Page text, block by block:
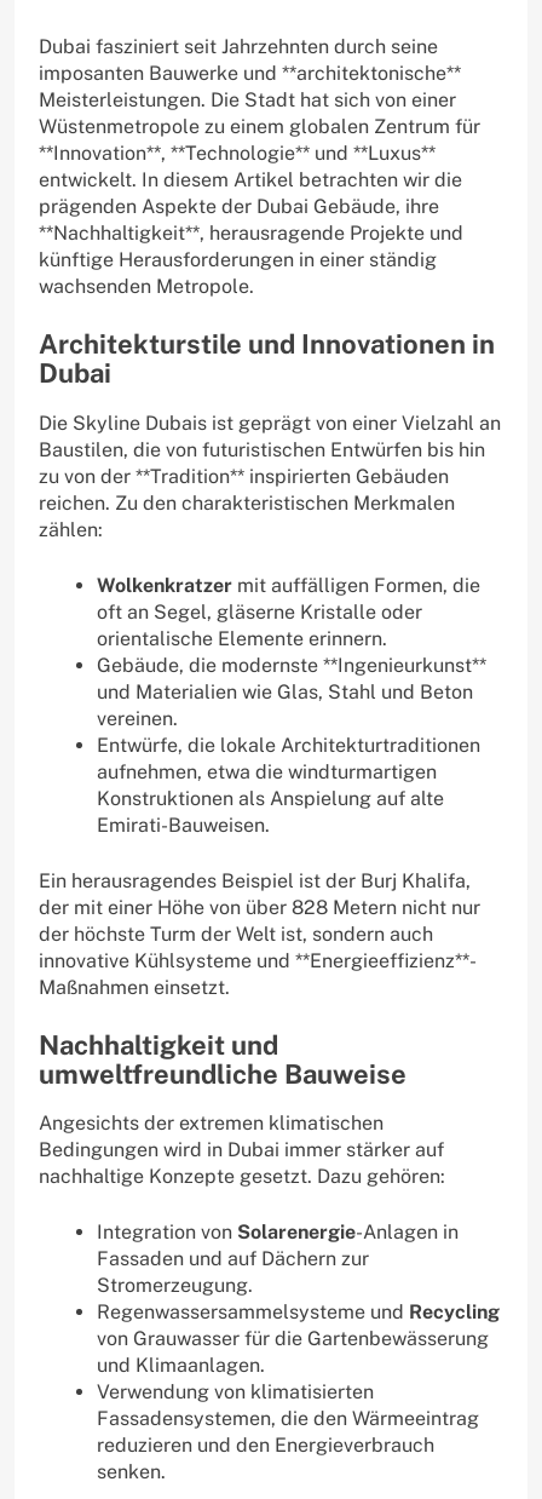
Dubai fasziniert seit Jahrzehnten durch seine
imposanten Bauwerke und **architektonische**
Meisterleistungen. Die Stadt hat sich von einer
Wüstenmetropole zu einem globalen Zentrum für
**Innovation**, **Technologie** und **Luxus**
entwickelt. In diesem Artikel betrachten wir die
prägenden Aspekte der Dubai Gebäude, ihre
**Nachhaltigkeit**, herausragende Projekte und
künftige Herausforderungen in einer ständig
wachsenden Metropole.
Architekturstile und Innovationen in
Dubai
Die Skyline Dubais ist geprägt von einer Vielzahl an
Baustilen, die von futuristischen Entwürfen bis hin
zu von der **Tradition** inspirierten Gebäuden
reichen. Zu den charakteristischen Merkmalen
zählen:
Wolkenkratzer mit auffälligen Formen, die
oft an Segel, gläserne Kristalle oder
orientalische Elemente erinnern.
Gebäude, die modernste **Ingenieurkunst**
und Materialien wie Glas, Stahl und Beton
vereinen.
Entwürfe, die lokale Architekturtraditionen
aufnehmen, etwa die windturmartigen
Konstruktionen als Anspielung auf alte
Emirati-Bauweisen.
Ein herausragendes Beispiel ist der Burj Khalifa,
der mit einer Höhe von über 828 Metern nicht nur
der höchste Turm der Welt ist, sondern auch
innovative Kühlsysteme und **Energieeffizienz**-
Maßnahmen einsetzt.
Nachhaltigkeit und
umweltfreundliche Bauweise
Angesichts der extremen klimatischen
Bedingungen wird in Dubai immer stärker auf
nachhaltige Konzepte gesetzt. Dazu gehören:
Integration von Solarenergie-Anlagen in
Fassaden und auf Dächern zur
Stromerzeugung.
Regenwassersammelsysteme und Recycling
von Grauwasser für die Gartenbewässerung
und Klimaanlagen.
Verwendung von klimatisierten
Fassadensystemen, die den Wärmeeintrag
reduzieren und den Energieverbrauch
senken.